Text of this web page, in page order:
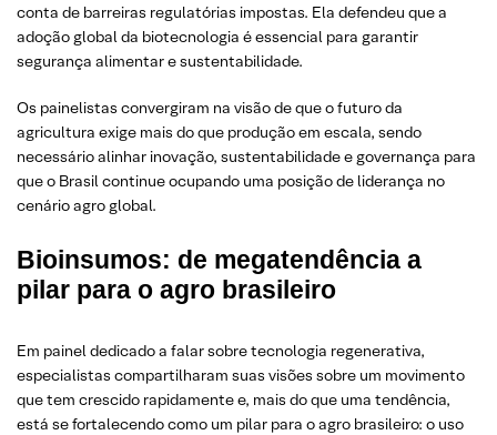
conta de barreiras regulatórias impostas. Ela defendeu que a
adoção global da biotecnologia é essencial para garantir
segurança alimentar e sustentabilidade.
Os painelistas convergiram na visão de que o futuro da
agricultura exige mais do que produção em escala, sendo
necessário alinhar inovação, sustentabilidade e governança para
que o Brasil continue ocupando uma posição de liderança no
cenário agro global.
Bioinsumos: de megatendência a
pilar para o agro brasileiro
Em painel dedicado a falar sobre tecnologia regenerativa,
especialistas compartilharam suas visões sobre um movimento
que tem crescido rapidamente e, mais do que uma tendência,
está se fortalecendo como um pilar para o agro brasileiro: o uso